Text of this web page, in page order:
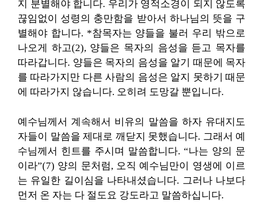
지 분별해야 합니다. 우리가 영적소경이 되지 않도록
끊임없이 성령의 충만함을 받아서 하나님의 뜻을 구
별해야 합니다. *참목자는 양들을 불러 우리 밖으로
나오게 하고(2), 양들은 목자의 음성을 듣고 목자를
따라갑니다. 양들은 목자의 음성을 알기 때문에 목자
를 따라가지만 다른 사람의 음성은 알지 못하기 때문
에 따라가지 않습니다. 오히려 도망갈 뿐입니다.
예수님께서 계속해서 비유의 말씀을 하자 유대지도
자들이 말씀을 제대로 깨닫지 못했습니다. 그래서 예
수님께서 힌트를 주시며 말씀합니다. “나는 양의 문
이라”(7) 양의 문처럼, 오직 예수님만이 영생에 이르
는 유일한 길이심을 나타내셨습니다. 그러나 나보다
먼저 온 자는 다 절도요 강도라고 말씀하십니다.